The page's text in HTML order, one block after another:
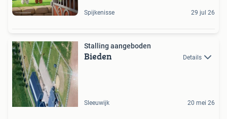
Spijkenisse 29 jul 26
Stalling aangeboden
Bieden Details
Sleeuwijk 20 mei 26